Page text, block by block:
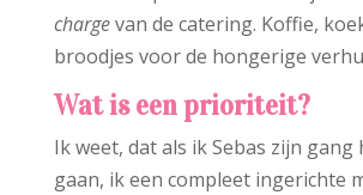
chargevan de catering. Koffie,
broodjes voor de hongerige
Wat is een prioriteit?
Ik weet, dat als ik Sebas zijn gang
gaan, ik een compleet ingerichte